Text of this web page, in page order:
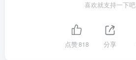
喜欢就支持一下吧
点赞818 分享